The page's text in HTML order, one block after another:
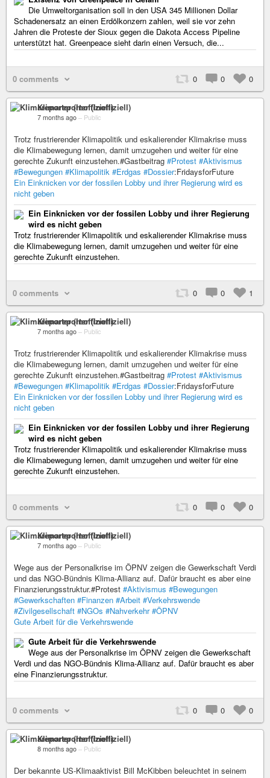
Die Umweltorganisation soll in den USA 345 Millionen Dollar
Schadenersatz an einen Erdölkonzern zahlen, weil sie vor zehn
Jahren die Proteste der Sioux gegen die Dakota Access Pipeline
unterstützt hat. Greenpeace sieht darin einen Versuch, die...
0 comments 0 0 0
Klimareporter (Inoffiziell)
7 months ago – Public
Trotz frustrierender Klimapolitik und eskalierender Klimakrise muss
die Klimabewegung lernen, damit umzugehen und weiter für eine
gerechte Zukunft einzustehen.#Gastbeitrag #Protest #Aktivismus
#Bewegungen #Klimapolitik #Erdgas #Dossier:FridaysforFuture
Ein Einknicken vor der fossilen Lobby und ihrer Regierung wird es
nicht geben
Ein Einknicken vor der fossilen Lobby und ihrer Regierung
wird es nicht geben
Trotz frustrierender Klimapolitik und eskalierender Klimakrise muss
die Klimabewegung lernen, damit umzugehen und weiter für eine
gerechte Zukunft einzustehen.
0 comments 0 0 1
Klimareporter (Inoffiziell)
7 months ago – Public
Trotz frustrierender Klimapolitik und eskalierender Klimakrise muss
die Klimabewegung lernen, damit umzugehen und weiter für eine
gerechte Zukunft einzustehen.#Gastbeitrag #Protest #Aktivismus
#Bewegungen #Klimapolitik #Erdgas #Dossier:FridaysforFuture
Ein Einknicken vor der fossilen Lobby und ihrer Regierung wird es
nicht geben
Ein Einknicken vor der fossilen Lobby und ihrer Regierung
wird es nicht geben
Trotz frustrierender Klimapolitik und eskalierender Klimakrise muss
die Klimabewegung lernen, damit umzugehen und weiter für eine
gerechte Zukunft einzustehen.
0 comments 0 0 0
Klimareporter (Inoffiziell)
7 months ago – Public
Wege aus der Personalkrise im ÖPNV zeigen die Gewerkschaft Verdi
und das NGO-Bündnis Klima-Allianz auf. Dafür braucht es aber eine
Finanzierungsstruktur.#Protest #Aktivismus #Bewegungen
#Gewerkschaften #Finanzen #Arbeit #Verkehrswende
#Zivilgesellschaft #NGOs #Nahverkehr #ÖPNV
Gute Arbeit für die Verkehrswende
Gute Arbeit für die Verkehrswende
Wege aus der Personalkrise im ÖPNV zeigen die Gewerkschaft
Verdi und das NGO-Bündnis Klima-Allianz auf. Dafür braucht es aber
eine Finanzierungsstruktur.
0 comments 0 0 0
Klimareporter (Inoffiziell)
8 months ago – Public
Der bekannte US-Klimaaktivist Bill McKibben beleuchtet in seinem